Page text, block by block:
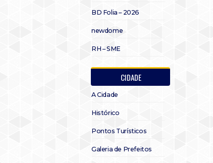
BD Folia – 2026
newdome
RH – SME
CIDADE
A Cidade
Histórico
Pontos Turísticos
Galeria de Prefeitos